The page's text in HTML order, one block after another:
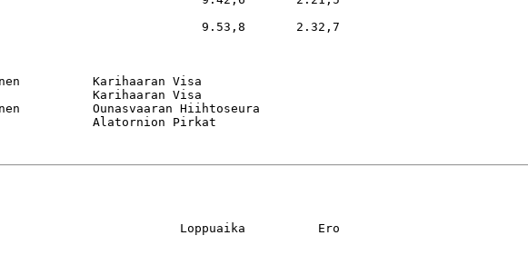
9.53,8       2.32,7
Karihaaran Visa
Karihaaran Visa
Ounasvaaran Hiihtoseura
Loppuaika          Ero